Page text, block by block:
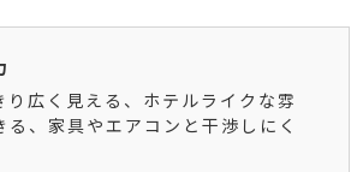
り広く見える、ホテルライクな雰
る、家具やエアコンと干渉しにく